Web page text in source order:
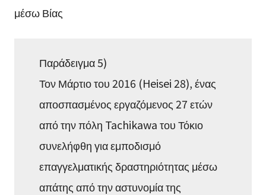
μέσω Βίας
Παράδειγμα 5)
Τον Μάρτιο του 2016 (Heisei 28), ένας
αποσπασμένος εργαζόμενος 27 ετών
από την πόλη Tachikawa του Τόκιο
συνελήφθη για εμποδισμό
επαγγελματικής δραστηριότητας μέσω
απάτης από την αστυνομία της